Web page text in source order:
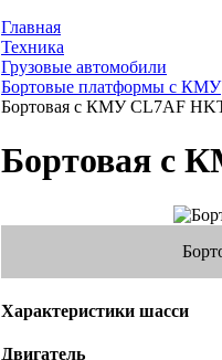
Главная
Техника
Грузовые автомобили
Бортовые платформы с КМУ
Бортовая с КМУ CL7AF
Бортовая с
Характеристики шасси
Двигатель